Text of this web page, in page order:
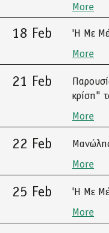
More
18 Feb
'Η Με
More
21 Feb
κρίση"
More
22 Feb
More
25 Feb
'Η Με
More